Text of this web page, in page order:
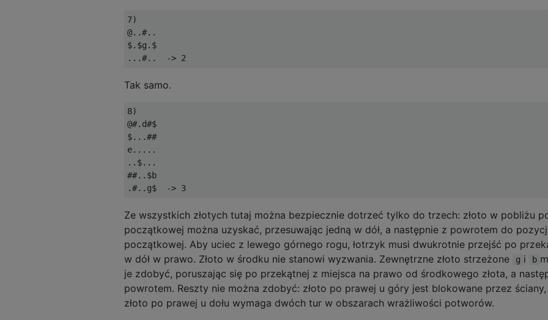
7)
@..#..
$.$g.$
Tak samo.
8)
@#.d#$
$...##
e.....
..$...
##..$b
Ze wszystkich złotych tutaj można bezpiecznie dotrzeć tylko do trzech: złoto w pobliżu
początkowej można uzyskać, przesuwając jedną w dół, a następnie z powrotem do
początkowej. Aby uciec z lewego górnego rogu, łotrzyk musi dwukrotnie przejść po
w dół w prawo. Złoto w środku nie stanowi wyzwania. Zewnętrzne złoto strzeżone
g i b
je zdobyć, poruszając się po przekątnej z miejsca na prawo od środkowego złota, a
powrotem. Reszty nie można zdobyć: złoto po prawej u góry jest blokowane przez ściany,
złoto po prawej u dołu wymaga dwóch tur w obszarach wrażliwości potworów.